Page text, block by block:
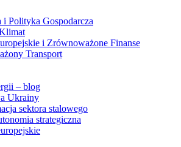
i Polityka Gospodarcza
i Zrównoważone Finanse
Transport
– blog
Ukrainy
sektora stalowego
strategiczna